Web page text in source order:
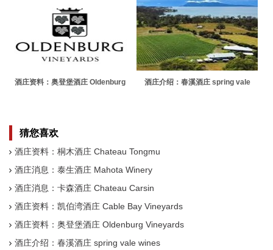
酒庄资料：奥登堡酒庄 Oldenburg
酒庄介绍：春溪酒庄 spring vale
猜您喜欢
酒庄资料：桐木酒庄 Chateau Tongmu
酒庄消息：泰生酒庄 Mahota Winery
酒庄消息：卡森酒庄 Chateau Carsin
酒庄资料：凯伯湾酒庄 Cable Bay Vineyards
酒庄资料：奥登堡酒庄 Oldenburg Vineyards
酒庄介绍：春溪酒庄 spring vale wines